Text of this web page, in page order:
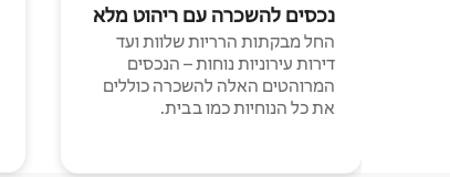
נכסים להשכרה עם ריהוט מלא
החל מבקתות הרריות שלוות ועד
דירות עירוניות נוחות – הנכסים
המרוהטים האלה להשכרה כוללים
את כל הנוחיות כמו בבית.